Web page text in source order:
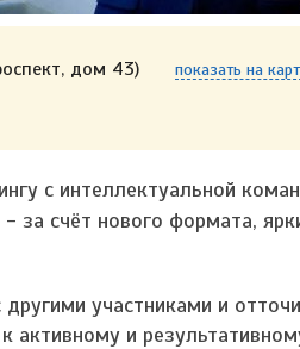
дом 43) показать на
с интеллектуальной
- за счёт нового формата,
участниками и
активному и